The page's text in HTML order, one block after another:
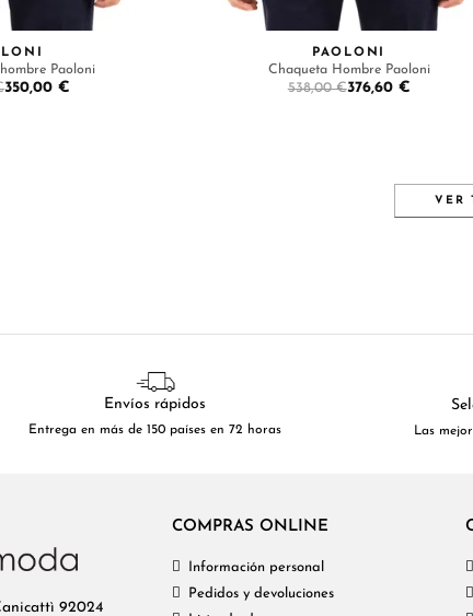
Paoloni
350,00 €
PAOLONI
Chaqueta Hombre Paoloni
538,00 €376,60 €
VER
Envíos rápidos
Entrega en más de 150 países en 72 horas Las
92024
COMPRAS ONLINE
Información personal
Pedidos y devoluciones